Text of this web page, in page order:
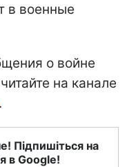
в военные
о войне
на канале
.
Підпишіться на
в Google!